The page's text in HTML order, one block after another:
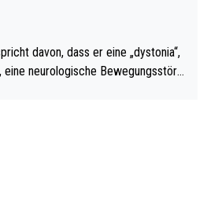
davon, dass er eine „dystonia“,
neurologische Bewegungsstöru